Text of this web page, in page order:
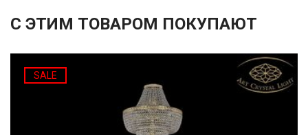
С ЭТИМ ТОВАРОМ ПОКУПАЮТ
SALE